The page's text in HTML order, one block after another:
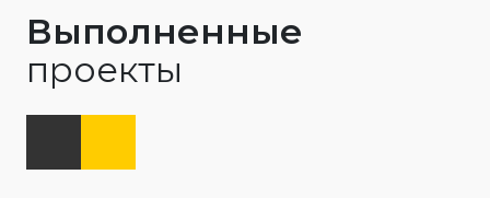
Выполненные
проекты